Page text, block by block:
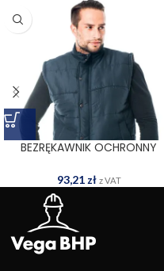
BEZRĘKAWNIK OCHRONNY
93,21 zł z VAT